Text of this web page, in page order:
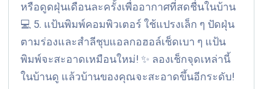
หรือดูดฝุ่นเดือนละครั้งเพื่ออากาศที่สดชื่นในบ้าน
💻 5. แป้นพิมพ์คอมพิวเตอร์ ใช้แปรงเล็ก ๆ ปัดฝุ่น
ตามร่องและสำลีชุบแอลกอฮอล์เช็ดเบา ๆ แป้น
พิมพ์จะสะอาดเหมือนใหม่! ✨ ลองเช็กจุดเหล่านี้
ในบ้านดู แล้วบ้านของคุณจะสะอาดขึ้นอีกระดับ!